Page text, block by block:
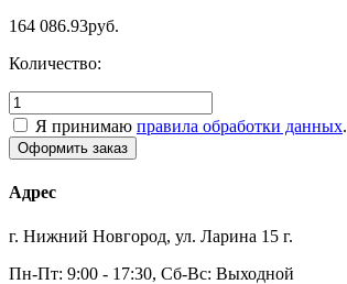
164 086.93руб.
Количество:
Я принимаю правила обработки данных.
Адрес
г. Нижний Новгород, ул. Ларина 15 г.
Пн-Пт: 9:00 - 17:30, Сб-Вс: Выходной